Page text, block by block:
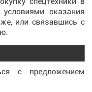
оказания
или связавшись с
с предложением